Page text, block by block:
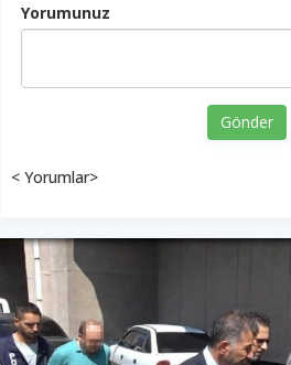
Yorumunuz
Gönder
< Yorumlar>